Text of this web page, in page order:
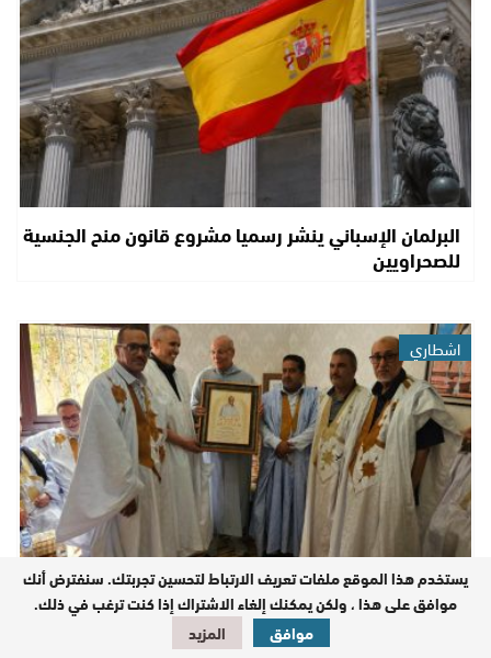
البرلمان الإسباني ينشر رسميا مشروع قانون منح الجنسية
للصحراويين
اشطاري
شيوخ تحديد الهوية يكرمون الحاج مولاي حمدي ولد
الرشيد ويشيدون بجهوده في خدمة الساكنة…
يستخدم هذا الموقع ملفات تعريف الارتباط لتحسين تجربتك. سنفترض أنك
موافق على هذا ، ولكن يمكنك إلغاء الاشتراك إذا كنت ترغب في ذلك.
موافق
المزيد